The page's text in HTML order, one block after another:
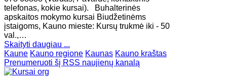
telefonas, kokie kursai). Buhalterinės
apskaitos mokymo kursai Biudžetinėms
įstaigoms, Kauno mieste: Kursų trukmė iki - 50
val.,…
Skaityti daugiau ...
Kaune Kauno regione Kaunas Kauno kraštas
Prenumeruoti šį RSS naujienų kanalą